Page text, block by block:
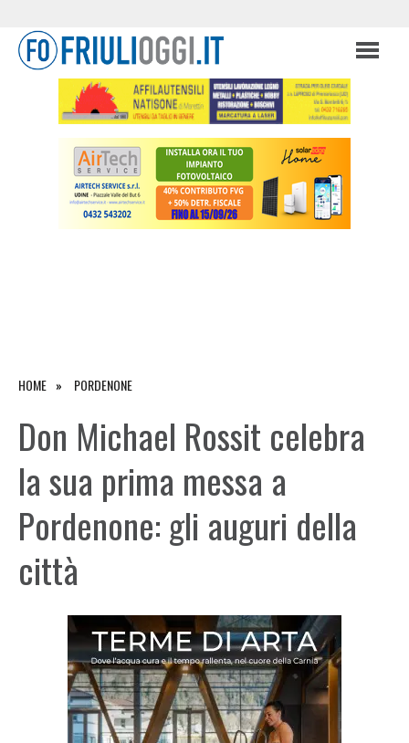
HOME PORDENONE
Don Michael Rossit celebra
la sua prima messa a
Pordenone: gli auguri della
città